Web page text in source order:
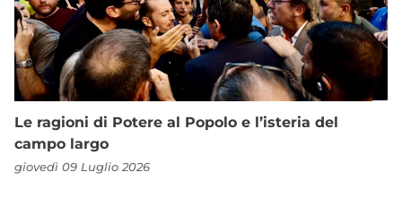
Le ragioni di Potere al Popolo e l’isteria del
campo largo
giovedì 09 Luglio 2026